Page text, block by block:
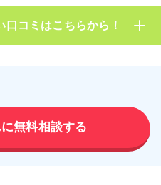
口コミはこちらから！
無料相談する